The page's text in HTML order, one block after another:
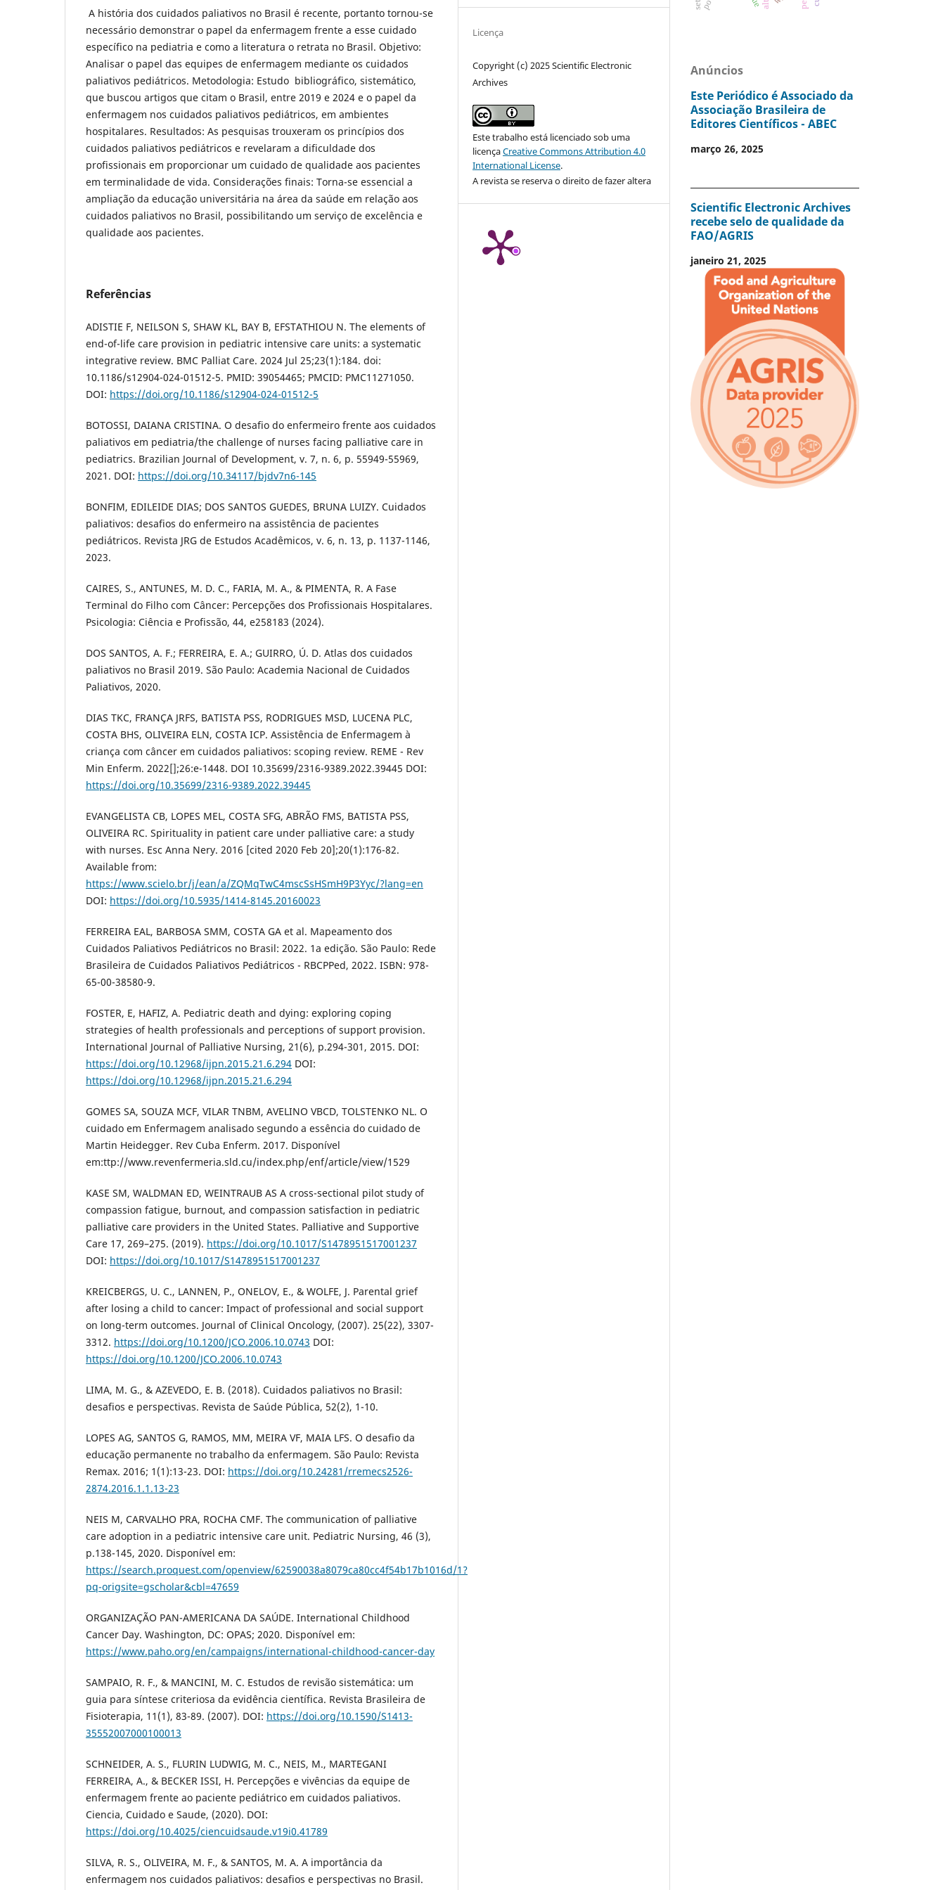
A história dos cuidados paliativos no Brasil é recente, portanto tornou-se
necessário demonstrar o papel da enfermagem frente a esse cuidado
específico na pediatria e como a literatura o retrata no Brasil. Objetivo:
Analisar o papel das equipes de enfermagem mediante os cuidados
paliativos pediátricos. Metodologia: Estudo bibliográfico, sistemático,
que buscou artigos que citam o Brasil, entre 2019 e 2024 e o papel da
enfermagem nos cuidados paliativos pediátricos, em ambientes
hospitalares. Resultados: As pesquisas trouxeram os princípios dos
cuidados paliativos pediátricos e revelaram a dificuldade dos
profissionais em proporcionar um cuidado de qualidade aos pacientes
em terminalidade de vida. Considerações finais: Torna-se essencial a
ampliação da educação universitária na área da saúde em relação aos
cuidados paliativos no Brasil, possibilitando um serviço de excelência e
qualidade aos pacientes.
Referências
ADISTIE F, NEILSON S, SHAW KL, BAY B, EFSTATHIOU N. The elements of
end-of-life care provision in pediatric intensive care units: a systematic
integrative review. BMC Palliat Care. 2024 Jul 25;23(1):184. doi:
10.1186/s12904-024-01512-5. PMID: 39054465; PMCID: PMC11271050.
DOI: https://doi.org/10.1186/s12904-024-01512-5
BOTOSSI, DAIANA CRISTINA. O desafio do enfermeiro frente aos cuidados
paliativos em pediatria/the challenge of nurses facing palliative care in
pediatrics. Brazilian Journal of Development, v. 7, n. 6, p. 55949-55969,
2021. DOI: https://doi.org/10.34117/bjdv7n6-145
BONFIM, EDILEIDE DIAS; DOS SANTOS GUEDES, BRUNA LUIZY. Cuidados
paliativos: desafios do enfermeiro na assistência de pacientes
pediátricos. Revista JRG de Estudos Acadêmicos, v. 6, n. 13, p. 1137-1146,
2023.
CAIRES, S., ANTUNES, M. D. C., FARIA, M. A., & PIMENTA, R. A Fase
Terminal do Filho com Câncer: Percepções dos Profissionais Hospitalares.
Psicologia: Ciência e Profissão, 44, e258183 (2024).
DOS SANTOS, A. F.; FERREIRA, E. A.; GUIRRO, Ú. D. Atlas dos cuidados
paliativos no Brasil 2019. São Paulo: Academia Nacional de Cuidados
Paliativos, 2020.
DIAS TKC, FRANÇA JRFS, BATISTA PSS, RODRIGUES MSD, LUCENA PLC,
COSTA BHS, OLIVEIRA ELN, COSTA ICP. Assistência de Enfermagem à
criança com câncer em cuidados paliativos: scoping review. REME - Rev
Min Enferm. 2022[];26:e-1448. DOI 10.35699/2316-9389.2022.39445 DOI:
https://doi.org/10.35699/2316-9389.2022.39445
EVANGELISTA CB, LOPES MEL, COSTA SFG, ABRÃO FMS, BATISTA PSS,
OLIVEIRA RC. Spirituality in patient care under palliative care: a study
with nurses. Esc Anna Nery. 2016 [cited 2020 Feb 20];20(1):176-82.
Available from:
https://www.scielo.br/j/ean/a/ZQMqTwC4mscSsHSmH9P3Yyc/?lang=en
DOI: https://doi.org/10.5935/1414-8145.20160023
FERREIRA EAL, BARBOSA SMM, COSTA GA et al. Mapeamento dos
Cuidados Paliativos Pediátricos no Brasil: 2022. 1a edição. São Paulo: Rede
Brasileira de Cuidados Paliativos Pediátricos - RBCPPed, 2022. ISBN: 978-
65-00-38580-9.
FOSTER, E, HAFIZ, A. Pediatric death and dying: exploring coping
strategies of health professionals and perceptions of support provision.
International Journal of Palliative Nursing, 21(6), p.294-301, 2015. DOI:
https://doi.org/10.12968/ijpn.2015.21.6.294 DOI:
https://doi.org/10.12968/ijpn.2015.21.6.294
GOMES SA, SOUZA MCF, VILAR TNBM, AVELINO VBCD, TOLSTENKO NL. O
cuidado em Enfermagem analisado segundo a essência do cuidado de
Martin Heidegger. Rev Cuba Enferm. 2017. Disponível
em:ttp://www.revenfermeria.sld.cu/index.php/enf/article/view/1529
KASE SM, WALDMAN ED, WEINTRAUB AS A cross-sectional pilot study of
compassion fatigue, burnout, and compassion satisfaction in pediatric
palliative care providers in the United States. Palliative and Supportive
Care 17, 269–275. (2019). https://doi.org/10.1017/S1478951517001237
DOI: https://doi.org/10.1017/S1478951517001237
KREICBERGS, U. C., LANNEN, P., ONELOV, E., & WOLFE, J. Parental grief
after losing a child to cancer: Impact of professional and social support
on long-term outcomes. Journal of Clinical Oncology, (2007). 25(22), 3307-
3312. https://doi.org/10.1200/JCO.2006.10.0743 DOI:
https://doi.org/10.1200/JCO.2006.10.0743
LIMA, M. G., & AZEVEDO, E. B. (2018). Cuidados paliativos no Brasil:
desafios e perspectivas. Revista de Saúde Pública, 52(2), 1-10.
LOPES AG, SANTOS G, RAMOS, MM, MEIRA VF, MAIA LFS. O desafio da
educação permanente no trabalho da enfermagem. São Paulo: Revista
Remax. 2016; 1(1):13-23. DOI: https://doi.org/10.24281/rremecs2526-
2874.2016.1.1.13-23
NEIS M, CARVALHO PRA, ROCHA CMF. The communication of palliative
care adoption in a pediatric intensive care unit. Pediatric Nursing, 46 (3),
p.138-145, 2020. Disponível em:
https://search.proquest.com/openview/62590038a8079ca80cc4f54b17b1016d/1?
pq-origsite=gscholar&cbl=47659
ORGANIZAÇÃO PAN-AMERICANA DA SAÚDE. International Childhood
Cancer Day. Washington, DC: OPAS; 2020. Disponível em:
https://www.paho.org/en/campaigns/international-childhood-cancer-day
SAMPAIO, R. F., & MANCINI, M. C. Estudos de revisão sistemática: um
guia para síntese criteriosa da evidência científica. Revista Brasileira de
Fisioterapia, 11(1), 83-89. (2007). DOI: https://doi.org/10.1590/S1413-
35552007000100013
SCHNEIDER, A. S., FLURIN LUDWIG, M. C., NEIS, M., MARTEGANI
FERREIRA, A., & BECKER ISSI, H. Percepções e vivências da equipe de
enfermagem frente ao paciente pediátrico em cuidados paliativos.
Ciencia, Cuidado e Saude, (2020). DOI:
https://doi.org/10.4025/ciencuidsaude.v19i0.41789
SILVA, R. S., OLIVEIRA, M. F., & SANTOS, M. A. A importância da
enfermagem nos cuidados paliativos: desafios e perspectivas no Brasil.
Licença
Copyright (c) 2025 Scientific Electronic
Archives
Este trabalho está licenciado sob uma
licençaCreative Commons Attribution 4.0
International License.
A revista se reserva o direito de fazer altera
Anúncios
Este Periódico é Associado da
Associação Brasileira de
Editores Científicos - ABEC
março 26, 2025
Scientific Electronic Archives
recebe selo de qualidade da
FAO/AGRIS
janeiro 21, 2025